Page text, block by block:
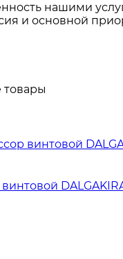
нашими
и основной
товары